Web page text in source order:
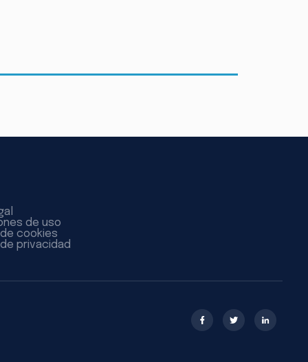
de uso
cookies
privacidad